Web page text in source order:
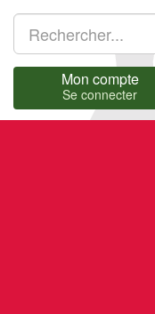
Mon compte
Se connecter